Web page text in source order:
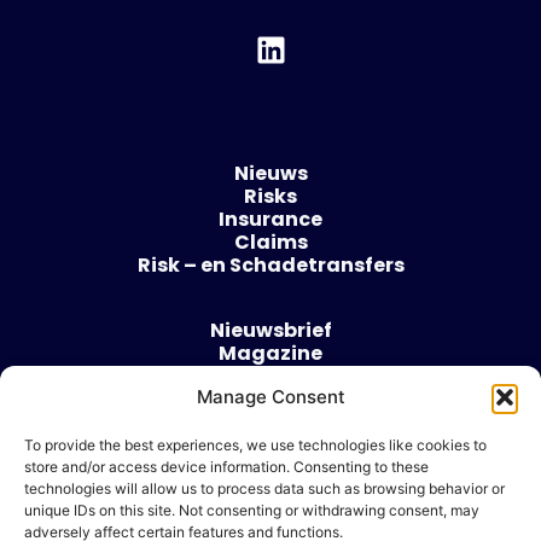
Manage Consent
To provide the best experiences, we use technologies like cookies to
store and/or access device information. Consenting to these
technologies will allow us to process data such as browsing behavior or
unique IDs on this site. Not consenting or withdrawing consent, may
adversely affect certain features and functions.
Nieuws
Risks
Insurance
Claims
Risk – en Schadetransfers
Nieuwsbrief
Magazine
Over
Algemene voorwaarden
Cookie beleid